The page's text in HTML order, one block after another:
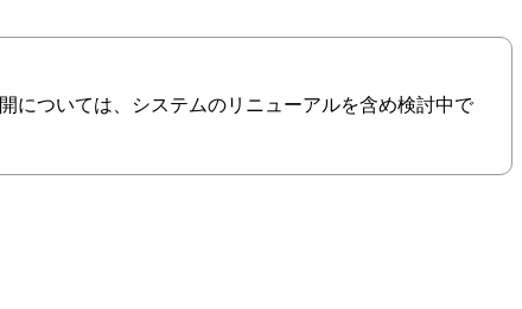
については、システムのリニューアルを含め検討中で